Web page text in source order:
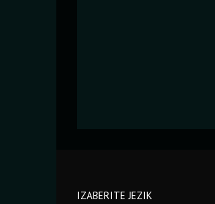
IZABERITE JEZIK